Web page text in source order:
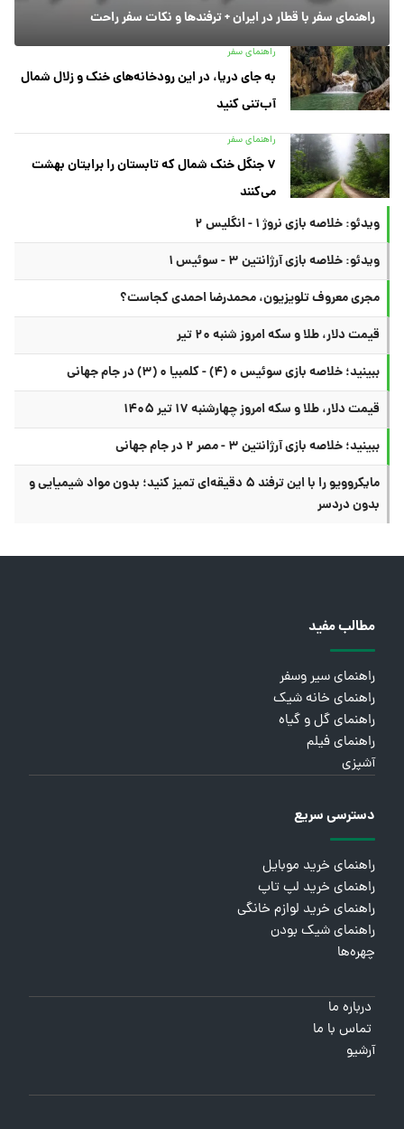
راهنمای سفر با قطار در ایران + ترفندها و نکات سفر راحت
راهنمای سفر
به جای دریا، در این رودخانه‌های خنک و زلال شمال
آب‌تنی کنید
راهنمای سفر
۷ جنگل خنک شمال که تابستان را برایتان بهشت
می‌کنند
ویدئو: خلاصه بازی نروژ ۱ - انگلیس ۲
ویدئو: خلاصه بازی آرژانتین ۳ - سوئیس ۱
مجری معروف تلویزیون، محمدرضا احمدی کجاست؟
قیمت دلار، طلا و سکه امروز شنبه ۲۰ تیر
ببینید؛ خلاصه بازی سوئیس ۰ (۴) - کلمبیا ۰ (۳) در جام جهانی
قیمت دلار، طلا و سکه امروز چهارشنبه ۱۷ تیر ۱۴۰۵
ببینید؛ خلاصه بازی آرژانتین ۳ - مصر ۲ در جام جهانی
مایکروویو را با این ترفند ۵ دقیقه‌ای تمیز کنید؛ بدون مواد شیمیایی و
بدون دردسر
مطالب مفید
راهنمای سیر وسفر
راهنمای خانه شیک
راهنمای گل و گیاه
راهنمای فیلم
آشپزی
دسترسی سریع
راهنمای خرید موبایل
راهنمای خرید لپ تاپ
راهنمای خرید لوازم خانگی
راهنمای شیک بودن
چهره‌ها
درباره ما
تماس با ما
آرشیو